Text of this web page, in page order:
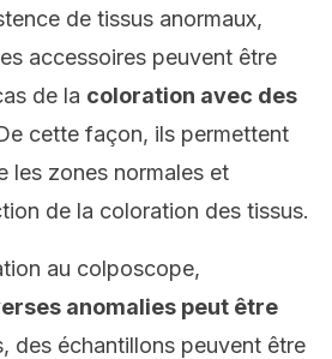
de tissus anormaux,
accessoires peuvent être
de la coloration avec des
cette façon, ils permettent
les zones normales et
de la coloration des tissus.
au colposcope,
anomalies peut être
des échantillons peuvent être